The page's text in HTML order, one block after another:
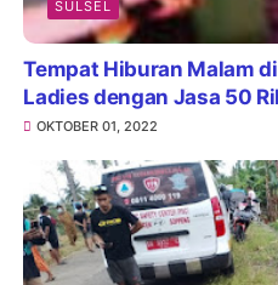
SULSEL
Tempat Hiburan Malam
Ladies dengan Jasa 50
OKTOBER 01, 2022